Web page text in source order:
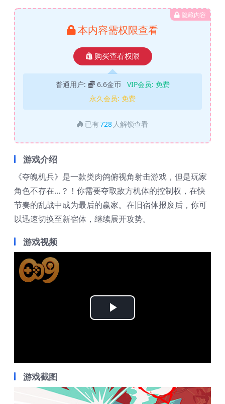
隐藏内容
本内容需权限查看
购买查看权限
普通用户: 6.6金币 VIP会员: 免费
永久会员: 免费
已有728 人解锁查看
游戏介绍
《夺魄机兵》是一款类肉鸽俯视角射击游戏，但是玩家
角色不存在…？！你需要夺取敌方机体的控制权，在快
节奏的乱战中成为最后的赢家。在旧宿体报废后，你可
以迅速切换至新宿体，继续展开攻势。
游戏视频
Play
游戏截图